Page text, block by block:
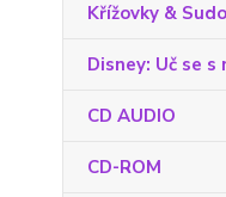
Křížovky &
Disney: Uč se s
CD AUDIO
CD-ROM